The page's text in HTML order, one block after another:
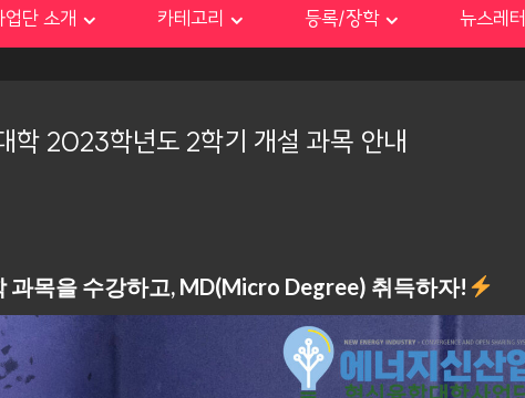
업단 소개 카테고리 등록/장학 뉴스레터
학 2023학년도 2학기 개설 과목 안내
과목을 수강하고, MD(Micro Degree) 취득하자!